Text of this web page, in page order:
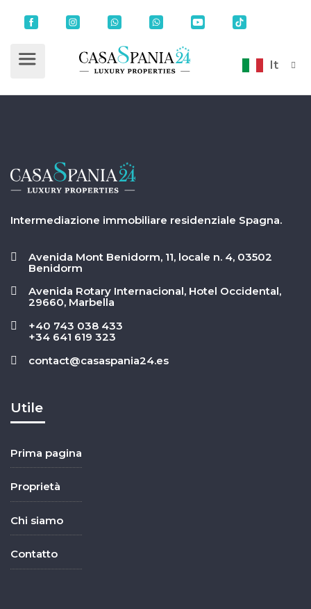
It
Intermediazione immobiliare residenziale Spagna.
Avenida Mont Benidorm, 11, locale n. 4, 03502
Benidorm
Avenida Rotary Internacional, Hotel Occidental,
29660, Marbella
+40 743 038 433
+34 641 619 323
contact@casaspania24.es
Utile
Prima pagina
Proprietà
Chi siamo
Contatto